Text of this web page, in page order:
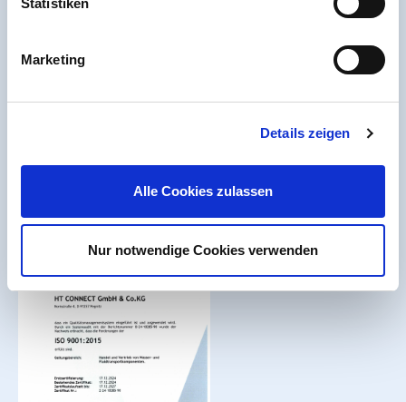
Marketing
Details zeigen
Alle Cookies zulassen
Nur notwendige Cookies verwenden
Code Of Conduct
Seitenübersicht